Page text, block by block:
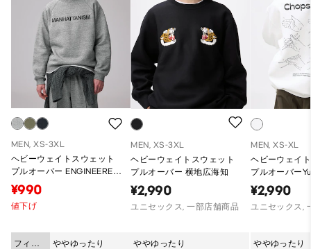
MEN, XS-3XL
ヘビーウェイトスウェット
プルオーバー ENGINEERED
GARMENTS
¥990
値下げ
フィッ
ややゆったり
MEN, XS-3XL
ヘビーウェイトスウェット
プルオーバー 横地広海知
¥2,990
ユニセックス, 一部店舗商品
ややゆったり
MEN, XS-XL
ヘビーウェイ
プルオーバー
¥2,990
ユニセックス,
ややゆったり